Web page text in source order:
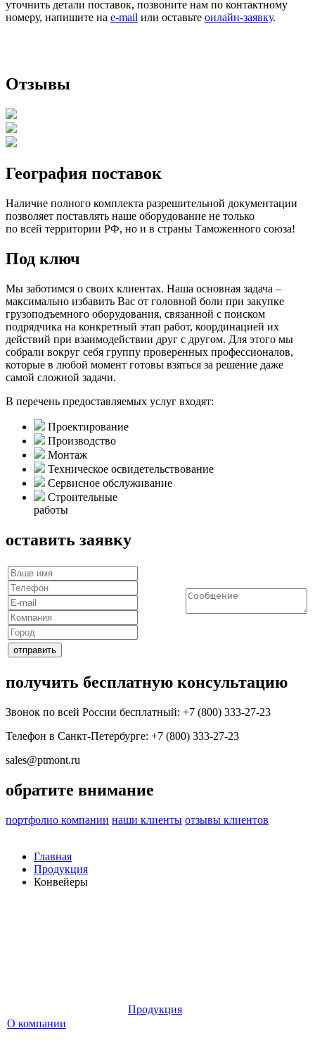
уточнить детали поставок, позвоните нам по контактному
номеру, напишите на e-mail или оставьте онлайн-заявку.
Отзывы
География поставок
Наличие полного комплекта разрешительной документации
позволяет поставлять наше оборудование не только
по всей территории РФ, но и в страны Таможенного союза!
Под ключ
Мы заботимся о своих клиентах. Наша основная задача –
максимально избавить Вас от головной боли при закупке
грузоподъемного оборудования, связанной с поиском
подрядчика на конкретный этап работ, координацией их
действий при взаимодействии друг с другом. Для этого мы
собрали вокруг себя группу проверенных профессионалов,
которые в любой момент готовы взяться за решение даже
самой сложной задачи.
В перечень предоставляемых услуг входят:
Проектирование
Производство
Монтаж
Техническое освидетельствование
Сервисное обслуживание
Строительные
работы
оставить заявку
получить бесплатную консультацию
Звонок по всей России бесплатный: +7 (800) 333-27-23
Телефон в Санкт-Петербурге: +7 (800) 333-27-23
sales@ptmont.ru
обратите внимание
портфолио компании наши клиенты отзывы клиентов
Главная
Продукция
Конвейеры
О компании
Продукция